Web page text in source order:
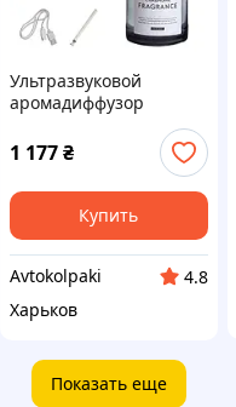
Ультразвуковой
аромадиффузор
Car&Home VITOL 160
ml, арт. SL83
1 177 ₴
Купить
Avtokolpaki
4.8
Харьков
Показать еще